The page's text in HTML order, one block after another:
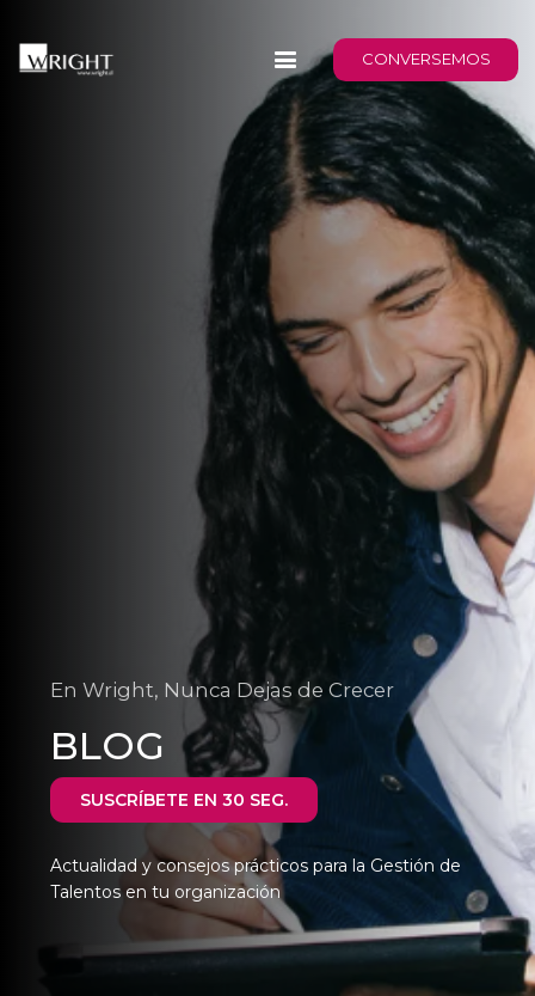
CONVERSEMOS
En Wright, Nunca Dejas de Crecer
BLOG
SUSCRÍBETE EN 30 SEG.
Actualidad y consejos prácticos para la Gestión de
Talentos en tu organización